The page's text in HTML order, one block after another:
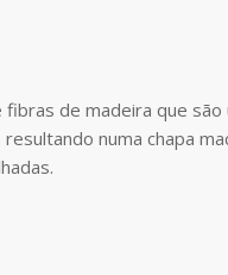
de madeira que
numa chapa